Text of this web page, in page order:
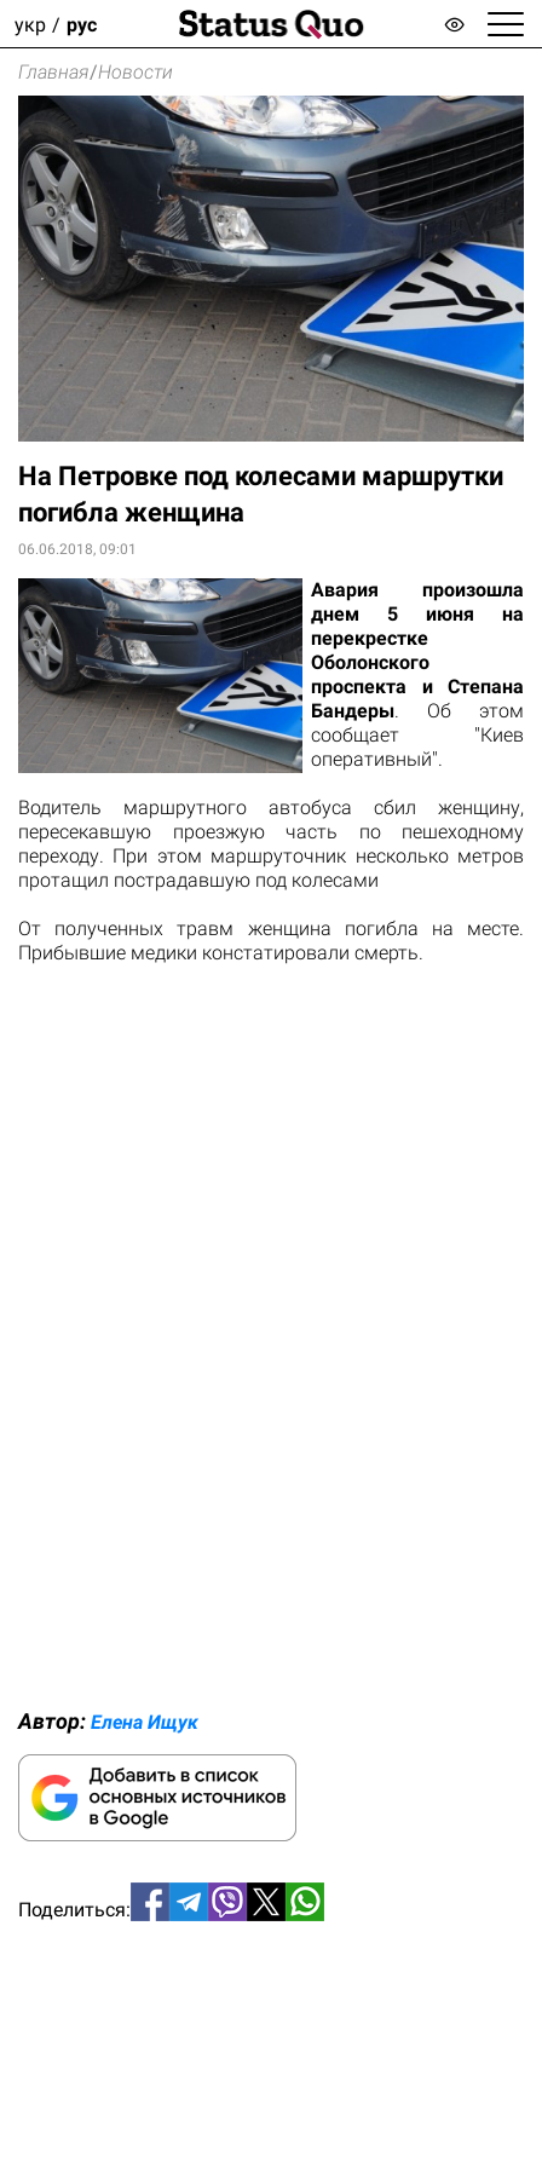
укр рус
Главная/Новости
На Петровке под колесами маршрутки
погибла женщина
06.06.2018, 09:01
Авария произошла
днем 5 июня на
перекрестке
Оболонского
проспекта и Степана
Бандеры. Об этом
сообщает "Киев
оперативный".
Водитель маршрутного автобуса сбил женщину,
пересекавшую проезжую часть по пешеходному
переходу. При этом маршруточник несколько метров
протащил пострадавшую под колесами
От полученных травм женщина погибла на месте.
Прибывшие медики констатировали смерть.
Автор: Елена Ищук
Поделиться: